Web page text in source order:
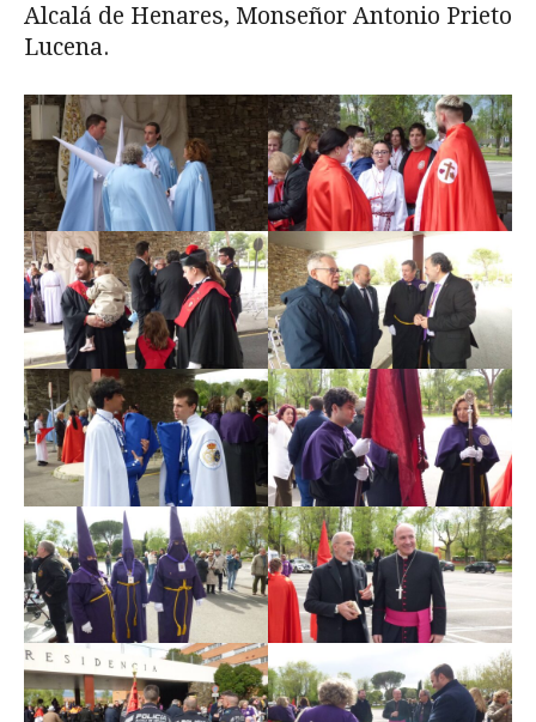
Alcalá de Henares, Monseñor Antonio Prieto
Lucena.